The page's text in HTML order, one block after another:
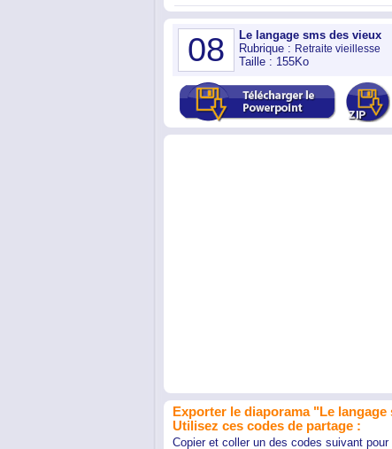
08
Le langage sms des vieux
Rubrique : Retraite vieillesse
Taille : 155Ko
Exporter le diaporama "Le
Utilisez ces codes de partage :
Copier et coller un des codes suivant